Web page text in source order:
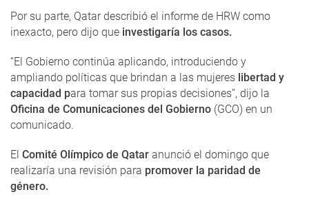
Por su parte, Qatar describió el informe de HRW como
inexacto, pero dijo que investigaría los casos.
“El Gobierno continúa aplicando, introduciendo y
ampliando políticas que brindan a las mujeres libertad y
capacidad para tomar sus propias decisiones”, dijo la
Oficina de Comunicaciones del Gobierno (GCO) en un
comunicado.
El Comité Olímpico de Qatar anunció el domingo que
realizaría una revisión para promover la paridad de
género.